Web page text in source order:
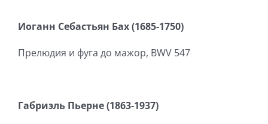
Иоганн Себастьян Бах (1685-1750)
Прелюдия и фуга до мажор, BWV 547
Габриэль Пьерне (1863-1937)